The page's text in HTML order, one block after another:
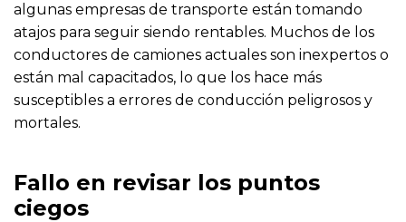
algunas empresas de transporte están tomando
atajos para seguir siendo rentables. Muchos de los
conductores de camiones actuales son inexpertos o
están mal capacitados, lo que los hace más
susceptibles a errores de conducción peligrosos y
mortales.
Fallo en revisar los puntos
ciegos